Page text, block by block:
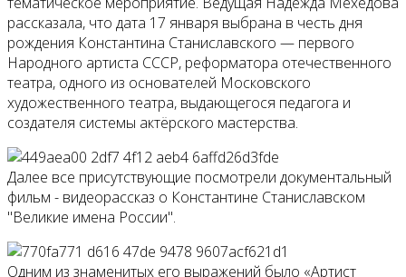
рассказала, что дата 17 января выбрана в честь дня
рождения Константина Станиславского — первого
Народного артиста СССР, реформатора отечественного
театра, одного из основателей Московского
художественного театра, выдающегося педагога и
создателя системы актёрского мастерства.
Далее все присутствующие посмотрели документальный
фильм - видеорассказ о Константине Станиславском
"Великие имена России".
Одним из знаменитых его выражений было «Артист